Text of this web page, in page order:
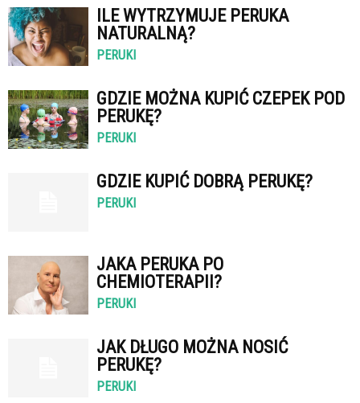
ILE WYTRZYMUJE PERUKA
NATURALNĄ?
PERUKI
GDZIE MOŻNA KUPIĆ CZEPEK POD
PERUKĘ?
PERUKI
GDZIE KUPIĆ DOBRĄ PERUKĘ?
PERUKI
JAKA PERUKA PO
CHEMIOTERAPII?
PERUKI
JAK DŁUGO MOŻNA NOSIĆ
PERUKĘ?
PERUKI